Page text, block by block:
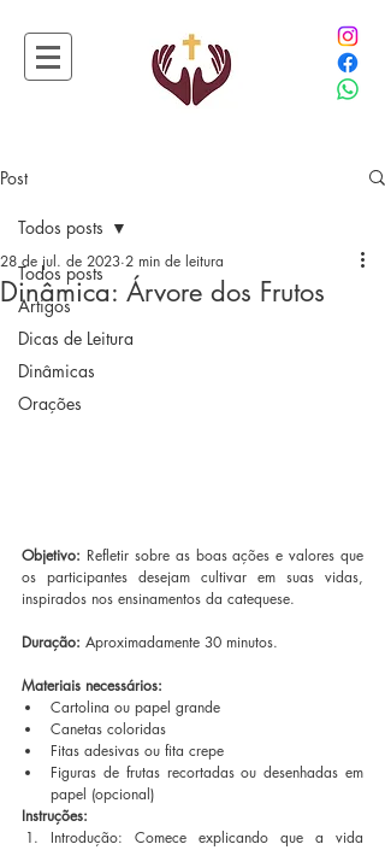
Post
Todos posts
Artigos
Dicas de Leitura
Dinâmicas
Orações
Todos posts
Dinâmica: Árvore dos Frutos
28 de jul. de 2023 2 min de leitura
Objetivo: Refletir sobre as boas ações e valores que
os participantes desejam cultivar em suas vidas,
inspirados nos ensinamentos da catequese.
Duração: Aproximadamente 30 minutos.
Materiais necessários:
Cartolina ou papel grande
Canetas coloridas
Fitas adesivas ou fita crepe
Figuras de frutas recortadas ou desenhadas em
papel (opcional)
Instruções:
Introdução: Comece explicando que a vida